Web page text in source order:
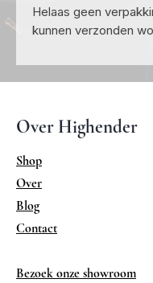
Helaas geen
kunnen verzonden
Over Highender
Shop
Over
Blog
Contact
Bezoek onze showroom